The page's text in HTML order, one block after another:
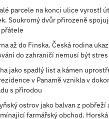
parcele na konci ulice vyrostl
Soukromý dvůr přirozeně
až do Finska. Česká rodina
do zahraničí nemusí být stres
jako spadlý list a kámen
v Panamě vznikla v
s přírodou
ostrov jako balvan z pobřeží
farmářský obchod. Horská